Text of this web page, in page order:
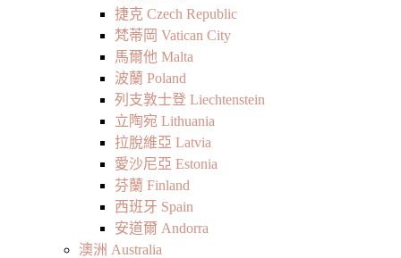
捷克 Czech Republic
梵蒂岡 Vatican City
馬爾他 Malta
波蘭 Poland
列支敦士登 Liechtenstein
立陶宛 Lithuania
拉脫維亞 Latvia
愛沙尼亞 Estonia
芬蘭 Finland
西班牙 Spain
安道爾 Andorra
澳洲 Australia